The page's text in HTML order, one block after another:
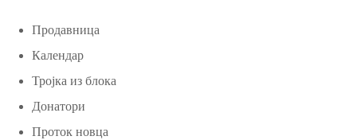
Продавница
Календар
Тројка из блока
Донатори
Проток новца